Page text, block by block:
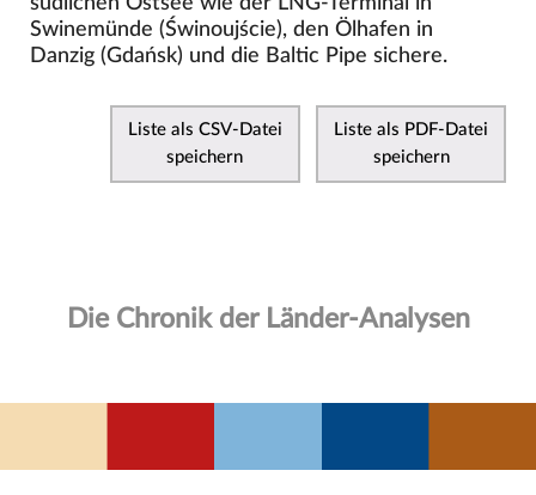
Swinemünde (Świnoujście), den Ölhafen in
Danzig (Gdańsk) und die Baltic Pipe sichere.
Liste als CSV-Datei
speichern
Liste als PDF-Datei
speichern
Die Chronik der Länder-Analysen